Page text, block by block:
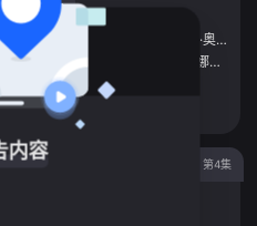
英国
蒂 / 杰米·杰伊·约翰逊
迪·科庞·奥莱利
阿历克斯·哈赛尔 娜菲萨·威廉姆斯
第4集
内容